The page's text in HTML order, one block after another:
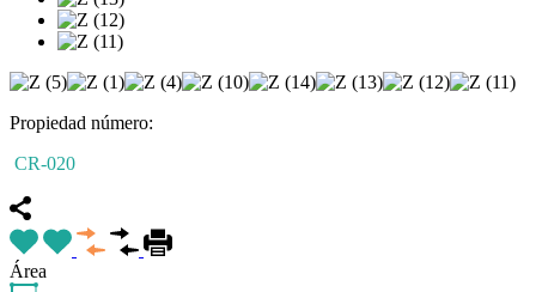
Propiedad número:
CR-020
Área